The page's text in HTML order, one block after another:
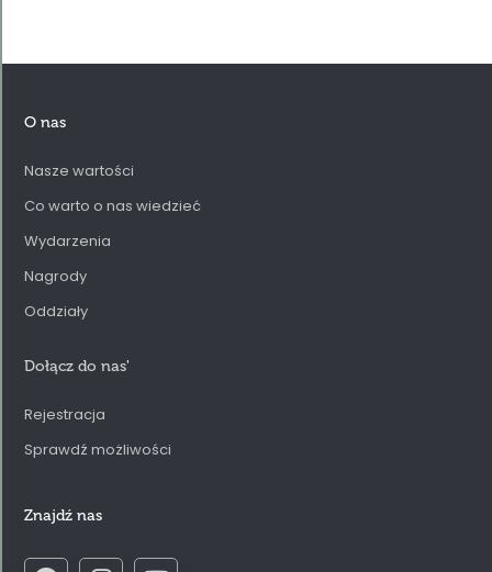
O nas
Nasze wartości
Co warto o nas wiedzieć
Wydarzenia
Nagrody
Oddziały
Dołącz do nas'
Rejestracja
Sprawdź możliwości
Znajdź nas